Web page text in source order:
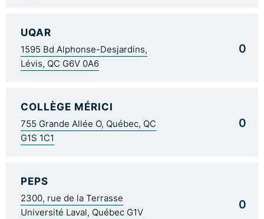
UQAR
1595 Bd Alphonse-Desjardins,
Lévis, QC G6V 0A6
0
COLLÈGE MÉRICI
755 Grande Allée O, Québec, QC
G1S 1C1
0
PEPS
2300, rue de la Terrasse
Université Laval, Québec G1V
0